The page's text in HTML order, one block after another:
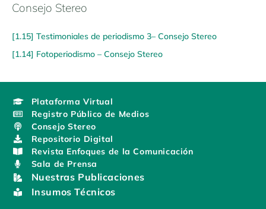
Consejo Stereo
[1.15] Testimoniales de periodismo 3– Consejo Stereo
[1.14] Fotoperiodismo – Consejo Stereo
Plataforma Virtual
Registro Público de Medios
Consejo Stereo
Repositorio Digital
Revista Enfoques de la Comunicación
Sala de Prensa
Nuestras Publicaciones
Insumos Técnicos